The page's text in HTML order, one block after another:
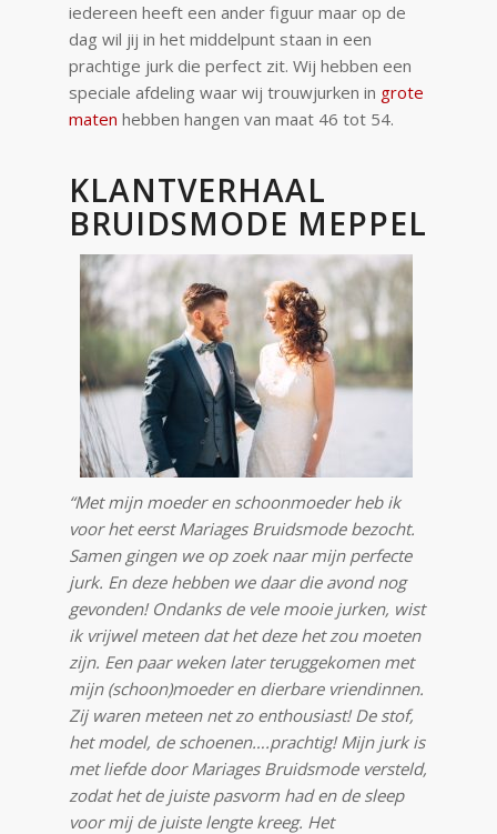
iedereen heeft een ander figuur maar op de
dag wil jij in het middelpunt staan in een
prachtige jurk die perfect zit. Wij hebben een
speciale afdeling waar wij trouwjurken in grote
maten hebben hangen van maat 46 tot 54.
KLANTVERHAAL
BRUIDSMODE MEPPEL
“Met mijn moeder en schoonmoeder heb ik
voor het eerst Mariages Bruidsmode bezocht.
Samen gingen we op zoek naar mijn perfecte
jurk. En deze hebben we daar die avond nog
gevonden! Ondanks de vele mooie jurken, wist
ik vrijwel meteen dat het deze het zou moeten
zijn. Een paar weken later teruggekomen met
mijn (schoon)moeder en dierbare vriendinnen.
Zij waren meteen net zo enthousiast! De stof,
het model, de schoenen….prachtig! Mijn jurk is
met liefde door Mariages Bruidsmode versteld,
zodat het de juiste pasvorm had en de sleep
voor mij de juiste lengte kreeg. Het